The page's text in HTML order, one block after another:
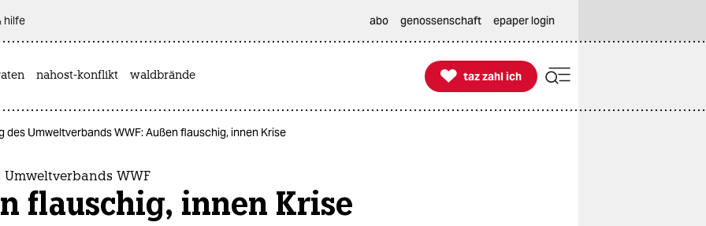
hilfe abo genossenschaft epaper login
nahost-konflikt waldbrände 
taz zahl ich
taz zahl ich
des Umweltverbands WWF: Außen flauschig, innen Krise
Umweltverbands WWF
flauschig, innen Krise